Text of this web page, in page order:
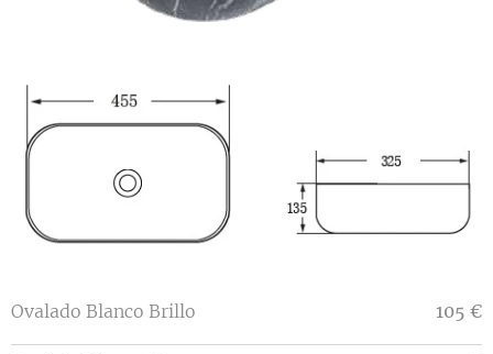
Ovalado Blanco Brillo 105 €